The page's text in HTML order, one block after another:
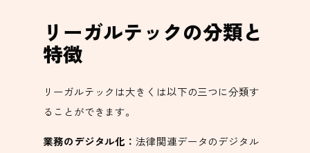
リーガルテックの分類と
特徴
リーガルテックは大きくは以下の三つに分類す
ることができます。
業務のデジタル化：法律関連データのデジタル